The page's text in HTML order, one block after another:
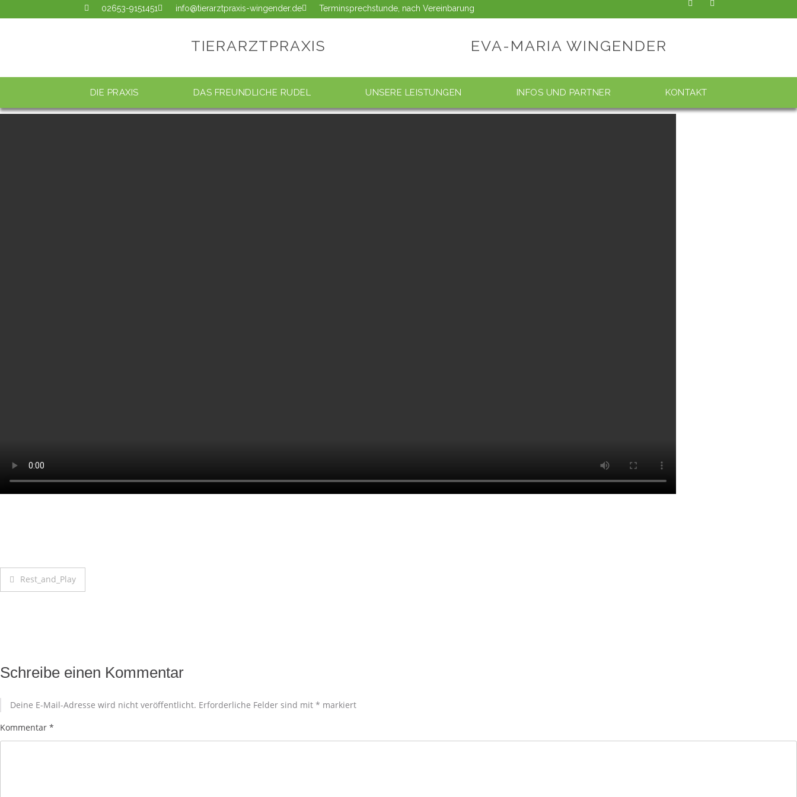
02653-9151451 info@tierarztpraxis-wingender.de Terminsprechstunde, nach Vereinbarung
TIERARZTPRAXIS EVA-MARIA WINGENDER
DIE PRAXIS DAS FREUNDLICHE RUDEL UNSERE LEISTUNGEN INFOS UND PARTNER KONTAKT
Rest_and_Play
Schreibe einen Kommentar
Deine E-Mail-Adresse wird nicht veröffentlicht. Erforderliche Felder sind mit * markiert
Kommentar *